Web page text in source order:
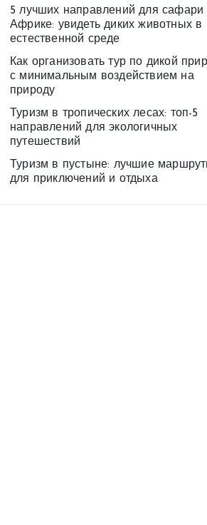
5 лучших направлений для сафари
Африке: увидеть диких животных в
естественной среде
Как организовать тур по дикой
с минимальным воздействием на
природу
Туризм в тропических лесах: топ-5
направлений для экологичных
путешествий
Туризм в пустыне: лучшие
для приключений и отдыха